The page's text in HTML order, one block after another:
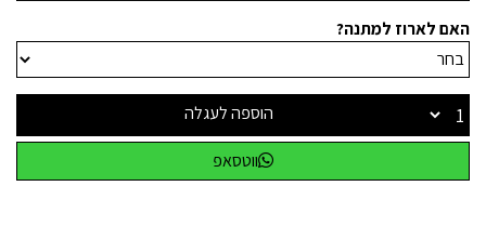
האם לארוז למתנה?
הוספה לעגלה
ווטסאפ